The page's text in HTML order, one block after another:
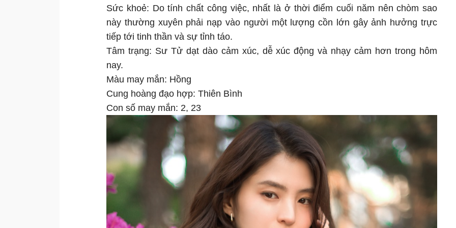
Sức khoẻ: Do tính chất công việc, nhất là ở thời điểm cuối năm nên chòm sao
này thường xuyên phải nạp vào người một lượng cồn lớn gây ảnh hưởng trực
tiếp tới tinh thần và sự tỉnh táo.
Tâm trạng: Sư Tử dạt dào cảm xúc, dễ xúc động và nhạy cảm hơn trong hôm
nay.
Màu may mắn: Hồng
Cung hoàng đạo hợp: Thiên Bình
Con số may mắn: 2, 23